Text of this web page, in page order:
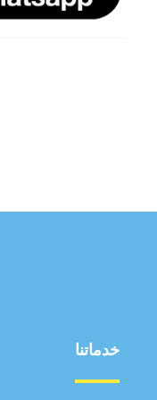
خدماتنا